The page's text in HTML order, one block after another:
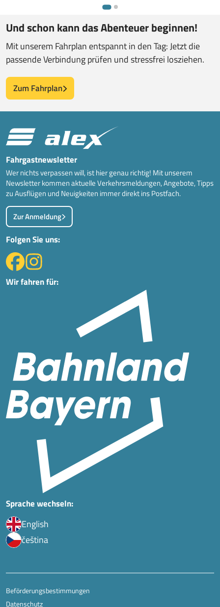
Und schon kann das Abenteuer beginnen!
Mit unserem Fahrplan entspannt in den Tag: Jetzt die
passende Verbindung prüfen und stressfrei losziehen.
Zum Fahrplan
Fahrgastnewsletter
Wer nichts verpassen will, ist hier genau richtig! Mit unserem
Newsletter kommen aktuelle Verkehrsmeldungen, Angebote, Tipps
zu Ausflügen und Neuigkeiten immer direkt ins Postfach.
Zur Anmeldung
Folgen Sie uns:
Wir fahren für:
Sprache wechseln:
English
čeština
Beförderungsbestimmungen
Datenschutz